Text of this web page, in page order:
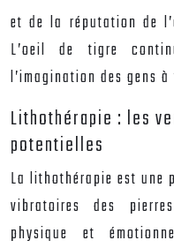
et de la réputation de
L’oeil de tigre
l’imagination des gens
Lithothérapie : les
potentielles
La lithothérapie est une
vibratoires des
physique et